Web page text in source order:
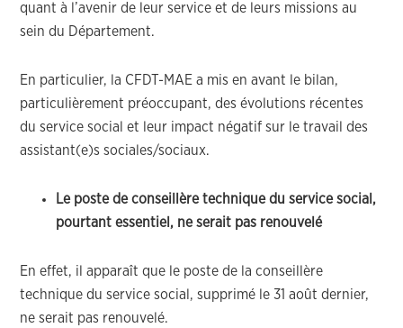
quant à l’avenir de leur service et de leurs missions au
sein du Département.
En particulier, la CFDT-MAE a mis en avant le bilan,
particulièrement préoccupant, des évolutions récentes
du service social et leur impact négatif sur le travail des
assistant(e)s sociales/sociaux.
Le poste de conseillère technique du service social,
pourtant essentiel, ne serait pas renouvelé
En effet, il apparaît que le poste de la conseillère
technique du service social, supprimé le 31 août dernier,
ne serait pas renouvelé.